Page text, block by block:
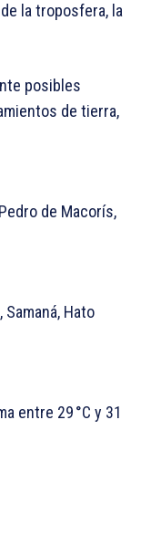
la troposfera, la
posibles
de tierra,
de Macorís,
Hato
entre 29 °C y 31